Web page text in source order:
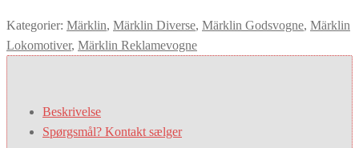
pris
var:
pris
er:
Kategorier: Märklin, Märklin Diverse, Märklin Godsvogne, Märklin
Lokomotiver, Märklin Reklamevogne
Beskrivelse
Spørgsmål? Kontakt sælger